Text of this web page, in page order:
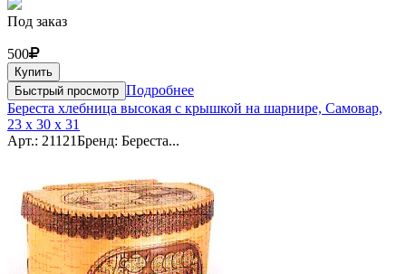
Под заказ
500
Купить
Быстрый просмотр Подробнее
Береста хлебница высокая с крышкой на шарнире, Самовар,
23 x 30 x 31
Арт.: 21121Бренд: Береста...